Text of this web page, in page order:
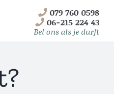
079 760 0598
06-215 224 43
Bel ons als je durft